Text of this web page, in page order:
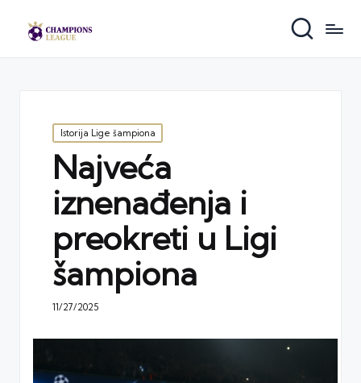
Posted
in
Istorija Lige šampiona
Najveća
iznenađenja i
preokreti u Ligi
šampiona
11/27/2025